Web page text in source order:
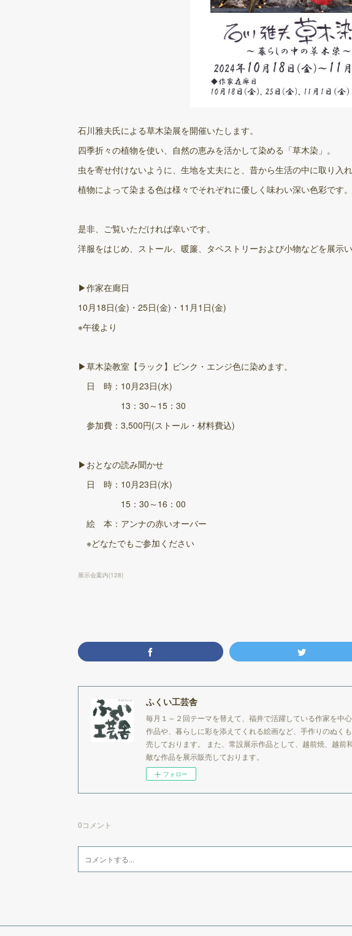
石川雅夫氏による草木染展を開催いたします。
四季折々の植物を使い、自然の恵みを活かして染める「草木染」。
虫を寄せ付けないように、生地を丈夫にと、昔から生活の中に取り入れ
植物によって染まる色は様々でそれぞれに優しく味わい深い色彩です。
是非、ご覧いただければ幸いです。
洋服をはじめ、ストール、暖簾、タペストリーおよび小物などを展示い
▶作家在廊日
10月18日(金)・25日(金)・11月1日(金)
※午後より
▶草木染教室【ラック】ピンク・エンジ色に染めます。
日 時：10月23日(水)
13：30～15：30
参加費：3,500円(ストール・材料費込)
▶おとなの読み聞かせ
日 時：10月23日(水)
15：30～16：00
絵 本：アンナの赤いオーバー
※どなたでもご参加ください
展示会案内(128)
ふくい工芸舎
毎月１～２回テーマを替えて、福井で活躍している作家を中
作品や、暮らしに彩を添えてくれる絵画など、手作りのぬく
売しております。 また、常設展示作品として、越前焼、越
敵な作品を展示販売しております。
フォロー
0コメント